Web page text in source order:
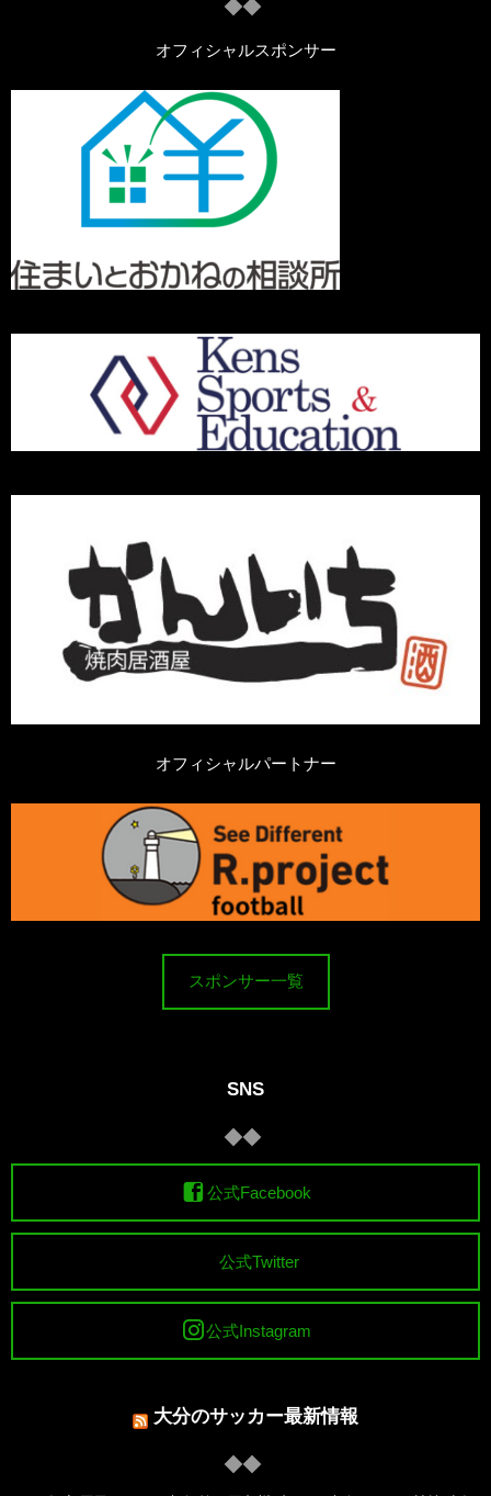
オフィシャルスポンサー
オフィシャルパートナー
スポンサー一覧
SNS
公式Facebook
公式Twitter
公式Instagram
大分のサッカー最新情報